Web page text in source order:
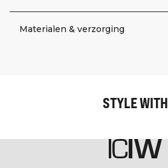
Materialen & verzorging
STYLE WITH